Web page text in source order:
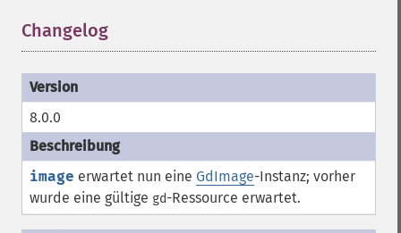
Changelog
8.0.0
image erwartet nun eine GdImage-Instanz; vorher
wurde eine gültige gd-Ressource erwartet.